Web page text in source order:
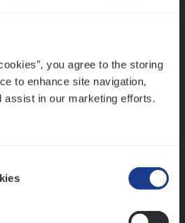
you agree to the storing
to enhance site navigation,
assist in our marketing efforts.